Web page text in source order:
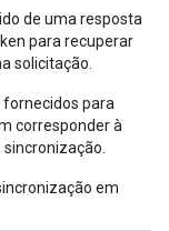
de uma resposta
para recuperar
solicitação.
para
corresponder à
em